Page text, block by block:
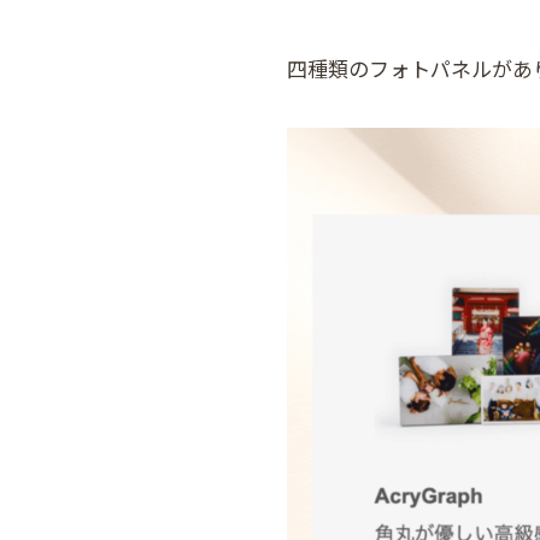
四種類のフォトパネルがあ